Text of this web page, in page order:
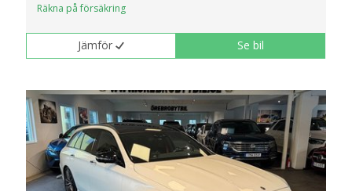
Räkna på försäkring
Jämför Se bil